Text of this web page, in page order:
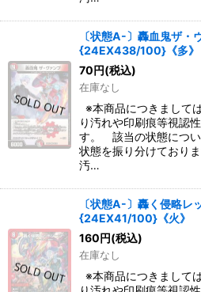
〔状態A-〕轟血鬼ザ・
{24EX438/100}《多》
70円(税込)
在庫なし
※本商品につきまして
り汚れや印刷痕等視認
す。 該当の状態につ
状態を振り分けており
汚…
〔状態A-〕轟く侵略レ
{24EX41/100}《火》
160円(税込)
在庫なし
※本商品につきまして